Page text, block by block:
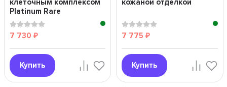
клеточным комплексом
Platinum Rare
7 730 ₽
Купить
кожаной отделкой
7 775 ₽
Купить